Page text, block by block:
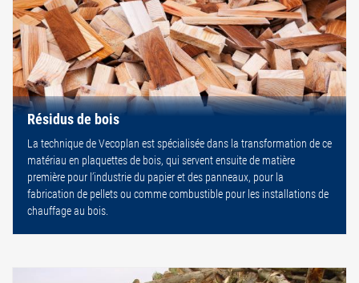
Résidus de bois
La technique de Vecoplan est spécialisée dans la transformation de ce
matériau en plaquettes de bois, qui servent ensuite de matière
première pour l’industrie du papier et des panneaux, pour la
fabrication de pellets ou comme combustible pour les installations de
chauffage au bois.